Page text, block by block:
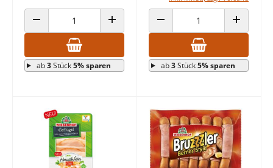
ANZAHL VERRINGERN ANZAHL ERHÖHEN
ab3Stück5% sparen
ANZAHL VERRINGERN ANZAHL
ab3Stück5% sparen